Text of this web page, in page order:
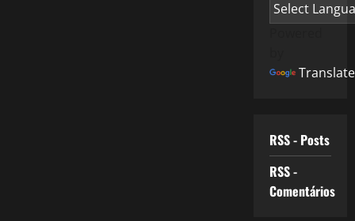
Translate
RSS - Posts
RSS -
Comentários